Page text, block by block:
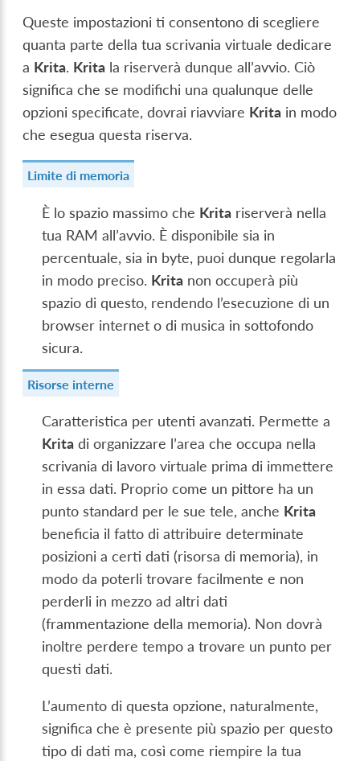
Queste impostazioni ti consentono di scegliere
quanta parte della tua scrivania virtuale dedicare
a Krita. Krita la riserverà dunque all’avvio. Ciò
significa che se modifichi una qualunque delle
opzioni specificate, dovrai riavviare Krita in modo
che esegua questa riserva.
Limite di memoria
È lo spazio massimo che Krita riserverà nella
tua RAM all’avvio. È disponibile sia in
percentuale, sia in byte, puoi dunque regolarla
in modo preciso. Krita non occuperà più
spazio di questo, rendendo l’esecuzione di un
browser internet o di musica in sottofondo
sicura.
Risorse interne
Caratteristica per utenti avanzati. Permette a
Krita di organizzare l’area che occupa nella
scrivania di lavoro virtuale prima di immettere
in essa dati. Proprio come un pittore ha un
punto standard per le sue tele, anche Krita
beneficia il fatto di attribuire determinate
posizioni a certi dati (risorsa di memoria), in
modo da poterli trovare facilmente e non
perderli in mezzo ad altri dati
(frammentazione della memoria). Non dovrà
inoltre perdere tempo a trovare un punto per
questi dati.
L’aumento di questa opzione, naturalmente,
significa che è presente più spazio per questo
tipo di dati ma, così come riempire la tua